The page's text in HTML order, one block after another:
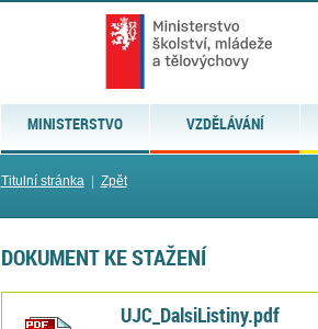
MINISTERSTVO VZDĚLÁVÁNÍ
Titulní stránka| Zpět
DOKUMENT KE STAŽENÍ
UJC_DalsiListiny.pdf